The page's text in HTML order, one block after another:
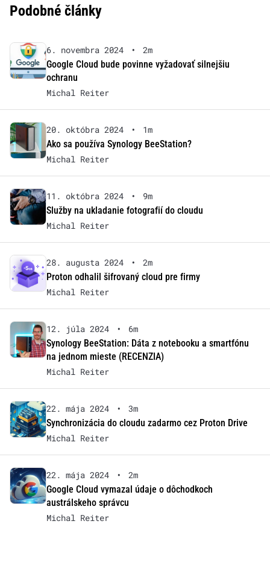
Podobné články
6. novembra 2024 •
2m
Google Cloud bude povinne vyžadovať silnejšiu
ochranu
Michal Reiter
20. októbra 2024 •
1m
Ako sa používa Synology BeeStation?
Michal Reiter
11. októbra 2024 •
9m
Služby na ukladanie fotografií do cloudu
Michal Reiter
28. augusta 2024 •
2m
Proton odhalil šifrovaný cloud pre firmy
Michal Reiter
12. júla 2024 •
6m
Synology BeeStation: Dáta z notebooku a smartfónu
na jednom mieste (RECENZIA)
Michal Reiter
22. mája 2024 •
3m
Synchronizácia do cloudu zadarmo cez Proton Drive
Michal Reiter
22. mája 2024 •
2m
Google Cloud vymazal údaje o dôchodkoch
austrálskeho správcu
Michal Reiter